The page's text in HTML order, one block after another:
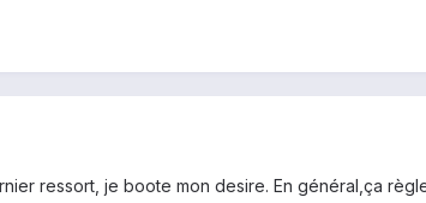
ressort, je boote mon desire. En général,ça